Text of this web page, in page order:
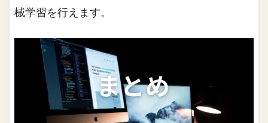
械学習を行えます。